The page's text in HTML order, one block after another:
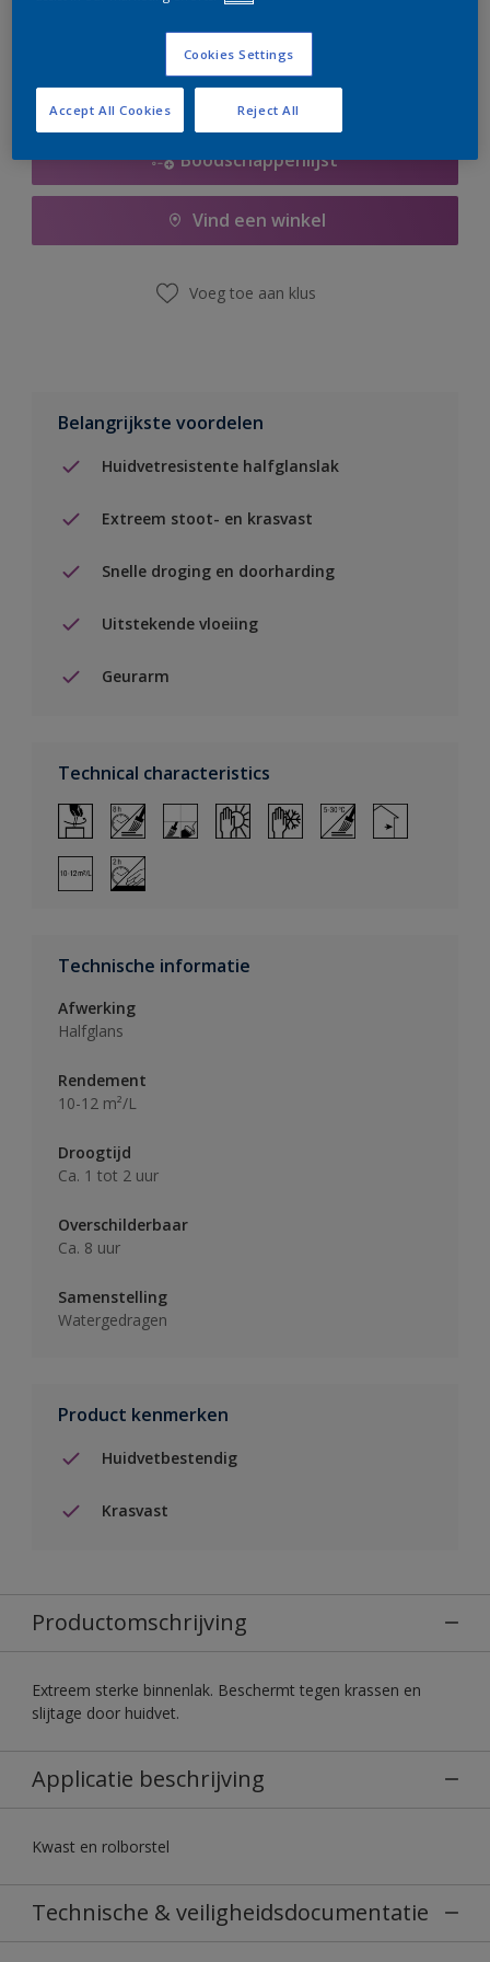
Boodschappenlijst
Vind een winkel
Voeg toe aan klus
Belangrijkste voordelen
Huidvetresistente halfglanslak
Extreem stoot- en krasvast
Snelle droging en doorharding
Uitstekende vloeiing
Geurarm
Technical characteristics
Technische informatie
Afwerking
Halfglans
Rendement
10-12 m²/L
Droogtijd
Ca. 1 tot 2 uur
Overschilderbaar
Ca. 8 uur
Samenstelling
Watergedragen
Product kenmerken
Huidvetbestendig
Krasvast
Productomschrijving
Extreem sterke binnenlak. Beschermt tegen krassen en
slijtage door huidvet.
Applicatie beschrijving
Kwast en rolborstel
Technische & veiligheidsdocumentatie
Cookies Settings
Reject All
Accept All Cookies